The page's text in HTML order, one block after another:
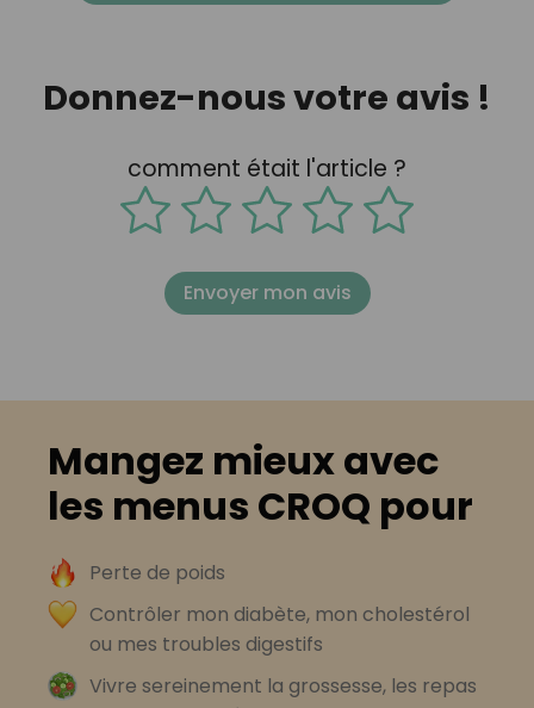
Donnez-nous votre avis !
comment était l'article ?
Envoyer mon avis
Mangez mieux avec
les menus CROQ pour
Perte de poids
Contrôler mon diabète, mon cholestérol
ou mes troubles digestifs
Vivre sereinement la grossesse, les repas